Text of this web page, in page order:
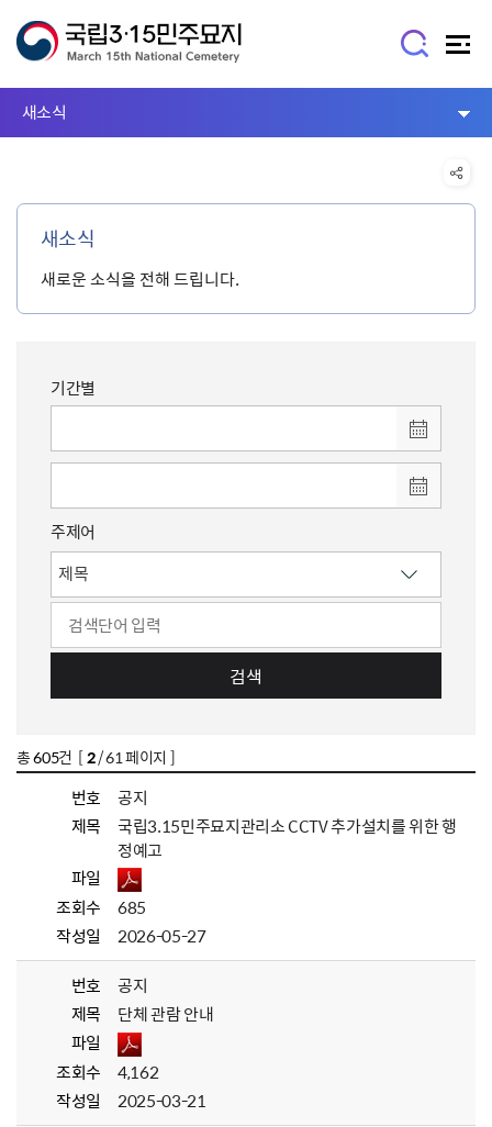
새소식
새소식
새로운 소식을 전해 드립니다.
기간별
주제어
검색
총605건 [2/ 61 페이지 ]
번호
공지
제목
국립3.15민주묘지관리소 CCTV 추가설치를 위한 행
정예고
파일
조회수
685
작성일
2026-05-27
번호
공지
제목
단체 관람 안내
파일
조회수
4,162
작성일
2025-03-21